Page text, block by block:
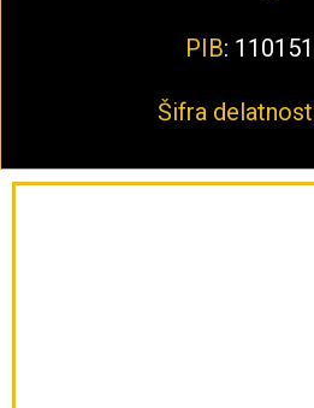
PIB:
Šifra